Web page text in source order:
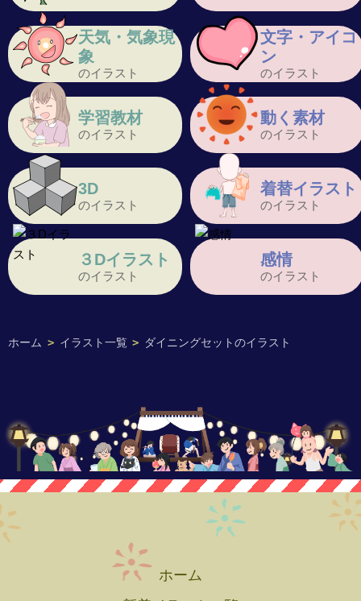
ホーム > イラスト一覧 > ダイニングセットのイラスト
天気・気象現
象
のイラスト
文字・アイコ
ン
のイラスト
学習教材
のイラスト
動く素材
のイラスト
3D
のイラスト
着替イラスト
のイラスト
３Dイラスト
のイラスト
感情
のイラスト
ホーム